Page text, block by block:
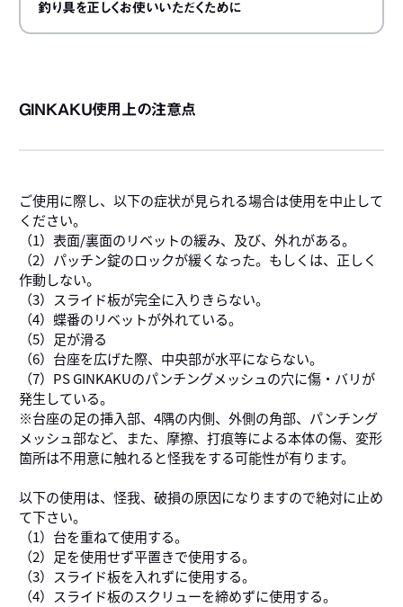
釣り具を正しくお使いいただくために
GINKAKU使用上の注意点
ご使用に際し、以下の症状が見られる場合は使用を中止して
ください。
（1）表面/裏面のリベットの緩み、及び、外れがある。
（2）パッチン錠のロックが緩くなった。もしくは、正しく
作動しない。
（3）スライド板が完全に入りきらない。
（4）蝶番のリベットが外れている。
（5）足が滑る
（6）台座を広げた際、中央部が水平にならない。
（7）PS GINKAKUのパンチングメッシュの穴に傷・バリが
発生している。
※台座の足の挿入部、4隅の内側、外側の角部、パンチング
メッシュ部など、また、摩擦、打痕等による本体の傷、変形
箇所は不用意に触れると怪我をする可能性が有ります。
以下の使用は、怪我、破損の原因になりますので絶対に止め
て下さい。
（1）台を重ねて使用する。
（2）足を使用せず平置きで使用する。
（3）スライド板を入れずに使用する。
（4）スライド板のスクリューを締めずに使用する。